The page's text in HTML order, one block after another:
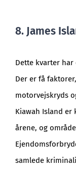
8. James
Dette kvarter har
Der er få
motorvejskryds
Kiawah Island
årene, og
samlede